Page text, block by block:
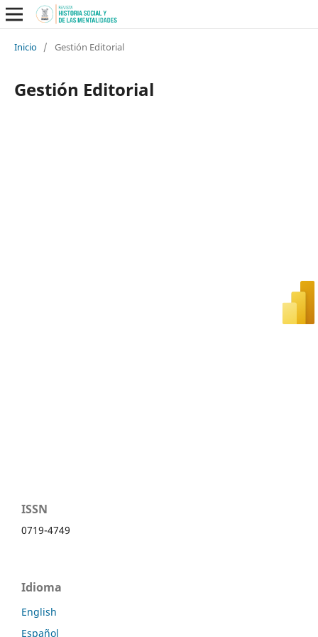
Inicio / Gestión Editorial
Gestión Editorial
ISSN
0719-4749
Idioma
English
Español